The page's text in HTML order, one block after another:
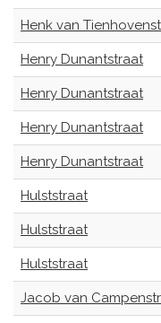
Henk van
Henry Dunantstraat
Henry Dunantstraat
Henry Dunantstraat
Henry Dunantstraat
Hulststraat
Hulststraat
Hulststraat
Jacob van